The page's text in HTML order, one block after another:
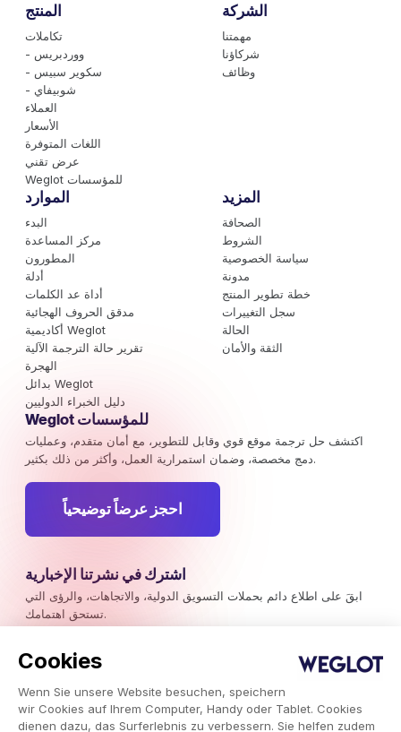
Cookies
Wenn Sie unsere Website besuchen, speichern
wir Cookies auf Ihrem Computer, Handy oder Tablet. Cookies
dienen dazu, das Surferlebnis zu verbessern. Sie helfen zudem
المنتج
تكاملات
- ووردبريس
- سكوير سبيس
- شوبيفاي
العملاء
الأسعار
اللغات المتوفرة
عرض تقني
Weglot للمؤسسات
الشركة
مهمتنا
شركاؤنا
وظائف
الموارد
البدء
مركز المساعدة
المطورون
أدلة
أداة عد الكلمات
مدقق الحروف الهجائية
أكاديمية Weglot
تقرير حالة الترجمة الآلية
الهجرة
بدائل Weglot
دليل الخبراء الدوليين
المزيد
الصحافة
الشروط
سياسة الخصوصية
مدونة
خطة تطوير المنتج
سجل التغييرات
الحالة
الثقة والأمان
Weglot للمؤسسات
اكتشف حل ترجمة موقع قوي وقابل للتطوير، مع أمان متقدم، وعمليات
دمج مخصصة، وضمان استمرارية العمل، وأكثر من ذلك بكثير.
احجز عرضاً توضيحياً
اشترك في نشرتنا الإخبارية
ابقَ على اطلاع دائم بحملات التسويق الدولية، والاتجاهات، والرؤى التي
تستحق اهتمامك.
اشترك الآن